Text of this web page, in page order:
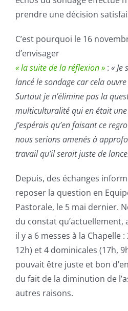
prendre une décision
C’est pourquoi le 16
d’envisager
« la suite de la réflexion » : « Je
lancé le sondage car cela
Surtout je n’élimine pas la
multiculturalité qui en était
J’espérais qu’en faisant ce
nous serions amenés à
travail qu’il serait juste de
Depuis, des échanges
reposer la question en
Pastorale, le 5 mai dernier.
du constat qu’actuellement,
il y a 6 messes à la Chapelle
12h) et 4 dominicales (17h,
pouvait être juste et bon
du fait de la diminution de
autres raisons.